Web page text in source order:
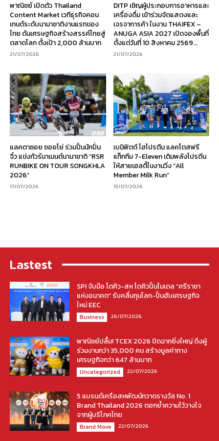
พาณิชย์ เปิดตัว Thailand
Content Market เวทีธุรกิจคอน
เทนต์ระดับนานาชาติงานแรกของ
ไทย ดันเศรษฐกิจสร้างสรรค์ไทยสู่
ตลาดโลก ตั้งเป้า 2,000 ล้านบาท
21/07/2026
DITP เชิญผู้ประกอบการอาหารและ
เครื่องดื่ม เข้าร่วมจัดแสดงและ
เจรจาการค้า ในงาน THAIFEX –
ANUGA ASIA 2027 เปิดจองพื้นที่
ตั้งแต่วันที่ 10 สิงหาคม 2569...
21/07/2026
แลคตาซอย ซอยโย่ ร่วมปั้นนักปั่น
จิ๋ว แข่งทัวร์นาเมนต์นานาชาติ “RSR
RUNBIKE ON TOUR SONGKHLA
2026”
17/07/2026
เบนิฟิตต์ ไฮโปรตีน แลคโตสฟรี
แท็กทีม 7-Eleven เติมพลังโปรตีน
ให้สายเฮลตี้ในงานวิ่ง “All
Member Milk Run”
15/07/2026
Lastest
SPI จับมือ โตคิว-สห โตคิวปั้นโมเดล “ศรีราชา
แห่งอนาคต” รับคลื่นทุนโลก-ปั้นฮับเศรษฐกิจ
ใหม่ EEC
Business 26/07/2026
พาณิชย์ปลื้ม! TCEX 2026 ปิดฉากยิ่งใหญ่ ดึงผู้
ร่วมงานกว่า 35,000 คน สร้างมูลค่าทาง
เศรษฐกิจกว่า 647 ล้านบาท
Uncategorized 22/07/2026
5 แบรนด์เครือสหพัฒน์กวาดรางวัล No. 1
Brand Thailand 2026 ตอกย้ำความไว้วางใจ
จากผู้บริโภคไทย
Brand Move 22/07/2026